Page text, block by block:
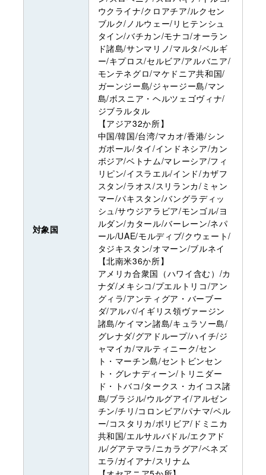
対象国
ウクライナ/クロアチア/ルクセン
ブルク/ノルウェー/リヒテンシュ
タイン/バチカン/モナコ/オーラン
ド諸島/サンマリノ/マルタ/ベルギ
ー/キプロス/セルビア/アルバニア/
モンテネグロ/マケドニア共和国/
ガーンジー島/ジャージー島/マン
島/ボスニア・ヘルツェゴヴィナ/
ジブラルタル
【アジア32か所】
中国/韓国/台湾/マカオ/香港/シン
ガポール/タイ/インドネシア/カン
ボジア/ベトナム/マレーシア/フィ
リピン/イスラエル/インド/カザフ
スタン/ラオス/スリランカ/ミャン
マー/パキスタン/バングラディッ
シュ/サウジアラビア/モンゴル/ヨ
ルダン/カタール/バーレーン/ネパ
ール/UAE/モルディブ/クウェート/
タジキスタン/オマーン/ブルネイ
【北南米36か所】
アメリカ合衆国（ハワイ含む）/カ
ナダ/メキシコ/プエルトリコ/アン
グィラ/アンティグア・バーブー
ダ/アルバ/イギリス領ヴァージン
諸島/ケイマン諸島/キュラソー島/
グレナダ/グアドループ/ハイチ/ジ
ャマイカ/マルティニーク/セン
ト・マーチン島/セントビンセン
ト・グレナディーン/トリニダー
ド・トバコ/タークス・カイコス諸
島/ブラジル/ウルグアイ/アルゼン
チン/チリ/コロンビア/パナマ/ペル
ー/コスタリカ/ボリビア/ドミニカ
共和国/エルサルバドル/エクアド
ル/グアテマラ/ニカラグア/ベネズ
エラ/ガイアナ/スリナム